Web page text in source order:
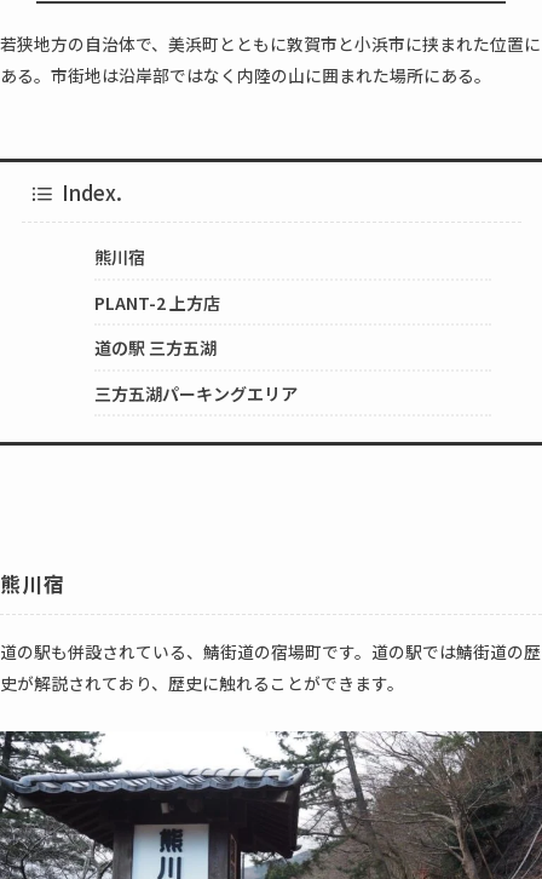
若狭地方の自治体で、美浜町とともに敦賀市と小浜市に挟まれた位置に
ある。市街地は沿岸部ではなく内陸の山に囲まれた場所にある。
Index.
熊川宿
PLANT-2 上方店
道の駅 三方五湖
三方五湖パーキングエリア
熊川宿
道の駅も併設されている、鯖街道の宿場町です。道の駅では鯖街道の歴
史が解説されており、歴史に触れることができます。